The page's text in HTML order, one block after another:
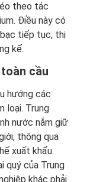
theo tác
Điều này có
bạc tiếp tục, thị
kể.
cầu
hướng các
loại. Trung
nước nắm giữ
thông qua
xuất khẩu.
quý của Trung
khác phải